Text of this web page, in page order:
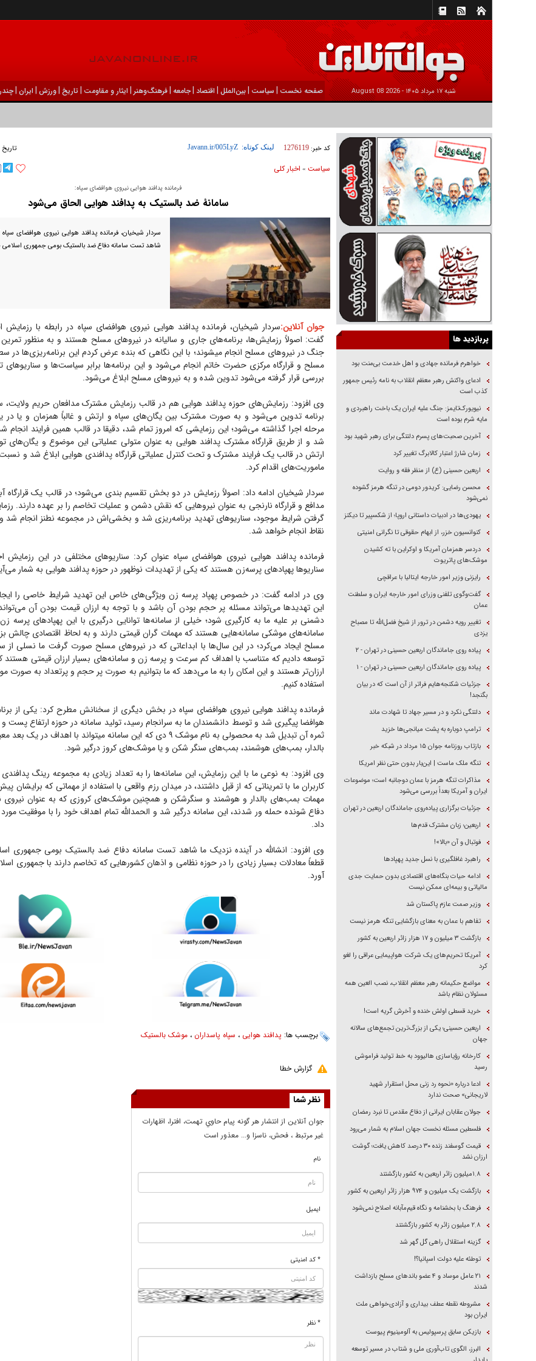
شنبه ۱۷ مرداد ۱۴۰۵ - 2026 August 08 صفحه نخست | سیاست |بين‌الملل | اقتصاد |جامعه |فرهنگ‌و‌هنر | ایثار و مقاومت |تاریخ |ورزش | ايران |
کد خبر: 1276119 لینک کوتاه: تاریخ
سیاست» اخبار کلی
فرمانده پدافند هوایی نیروی هوافضای سپاه:
سامانۀ ضد بالستیک به پدافند هوایی الحاق می‌شود
سردار شیخیان، فرمانده پدافند هوایی نیروی هوافضای
شاهد تست سامانه دفاع ضد بالستیک بومی جمهوری اسلامی
جوان آنلاین:
گفت: اصولاً رزمایش‌ها، برنامه‌های جاری و سالیانه در نیرو‌های مسلح هستند و به منظور تمرین
جنگ در نیرو‌های مسلح انجام میشوند؛ با این نگاهی که بنده عرض کردم این برنامه‌ریزی‌ها در
مسلح و قرارگاه مرکزی حضرت خاتم انجام می‌شود و این برنامه‌ها برابر سیاست‌ها و سناریو‌های
بررسی قرار گرفته می‌شود تدوین شده و به نیرو‌های مسلح ابلاغ می‌شود.
وی افزود: رزمایش‌های حوزه پدافند هوایی هم در قالب رزمایش مشترک مدافعان حریم ولایت،
برنامه تدوین می‌شود و به صورت مشترک بین یگان‌های سپاه و ارتش و غالباً همزمان و یا در
مرحله اجرا گذاشته می‌شود؛ این رزمایشی که امروز تمام شد، دقیقا در قالب همین فرایند
شد و از طریق قرارگاه مشترک پدافند هوایی به عنوان متولی عملیاتی این موضوع و یگان‌های
ارتش در قالب یک فرایند مشترک و تحت کنترل عملیاتی قرارگاه پدافندی هوایی ابلاغ شد و نسبت
ماموریت‌های اقدام کرد.
سردار شیخیان ادامه داد: اصولاً رزمایش در دو بخش تقسیم بندی می‌شود؛ در قالب یک قرارگاه
مدافع و قرارگاه نارنجی به عنوان نیرو‌هایی که نقش دشمن و عملیات تخاصم را بر عهده دارند.
گرفتن شرایط موجود، سناریو‌های تهدید برنامه‌ریزی شد و بخشی‌اش در مجموعه نطنز انجام شد و
نقاط انجام خواهد شد.
فرمانده پدافند هوایی نیروی هوافضای سپاه عنوان کرد: سناریو‌های مختلفی در این رزمایش
سناریو‌ها پهپاد‌های پرسه‌زن هستند که یکی از تهدیدات نوظهور در حوزه پدافند هوایی به شمار
وی در ادامه گفت: در خصوص پهپاد پرسه زن ویژگی‌های خاص این تهدید شرایط خاصی را
این تهدید‌ها می‌تواند مسئله پر حجم بودن آن باشد و با توجه به ارزان قیمت بودن آن
دشمنی بر علیه ما به کارگیری شود؛ خیلی از سامانه‌ها توانایی درگیری با این پهپاد‌های پرسه زن
سامانه‌های موشکی سامانه‌هایی هستند که مهمات گران قیمتی دارند و به لحاظ اقتصادی چالش
مسلح ایجاد می‌کرد؛ در این سال‌ها با ابداعاتی که در نیرو‌های مسلح صورت گرفت ما نسلی از
توسعه دادیم که متناسب با اهداف کم سرعت و پرسه زن و سامانه‌های بسیار ارزان قیمتی هستند
ارزان‌تر هستند و این امکان را به ما می‌دهد که ما بتوانیم به صورت پر حجم و پرتعداد به صورت
استفاده کنیم.
فرمانده پدافند هوایی نیروی هوافضای سپاه در بخش دیگری از سخنانش مطرح کرد: یکی از
هوافضا پیگیری شد و توسط دانشمندان ما به سرانجام رسید، تولید سامانه در حوزه ارتفاع پست و
ثمره آن تبدیل شد به محصولی به نام موشک ۹ دی که این سامانه میتواند با
بالدار، بمب‌های هوشمند، بمب‌های سنگر شکن و یا موشک‌های کروز درگیر شود.
وی افزود: به نوعی ما با این رزمایش، این سامانه‌ها را به تعداد زیادی به مجموعه رینگ
کاربران ما با تمریناتی که از قبل داشتند، در میدان رزم واقعی با استفاده از مهماتی که
مهمات بمب‌های بالدار و هوشمند و سنگرشکن و همچنین موشک‌های کروزی که به عنوان نیروی
دفاع شونده حمله ور شدند، این سامانه درگیر شد و الحمدالله تمام اهداف خود را با موفقیت مورد
داد.
وی افزود: انشالله در آینده نزدیک ما شاهد تست سامانه دفاع ضد بالستیک بومی جمهوری
قطعاً معادلات بسیار زیادی را در حوزه نظامی و اذهان کشور‌هایی که تخاصم دارند با جمهوری
آورد.
برچسب ها: پدافند هوایی ، سپاه پاسداران ، موشک بالستیک
گزارش خطا
نظر شما
جوان آنلاين از انتشار هر گونه پيام حاوي تهمت، افترا، اظهارات
غير مرتبط ، فحش، ناسزا و... معذور است
نام
ایمیل
* کد امنیتی
* نظر
پربازدید ها
خواهرم فرمانده جهادی و اهل خدمت بی‌منت بود
ادعای واکنش رهبر معظم انقلاب به نامه رئیس جمهور
کذب است
نیویورک‌تایمز: جنگ علیه ایران یک باخت راهبردی و
مایه شرم بوده است
آخرین صحبت‌های پسرم دلتنگی برای رهبر شهید بود
زمان شارژ اعتبار کالابرگ تغییر کرد
اربعین حسینی (ع) از منظر فقه و روایت
محسن رضایی: کریدور دومی در تنگه هرمز گشوده
نمی‌شود
یهودی‌ها در ادبیات داستانی اروپا؛ از شکسپیر تا دیکنز
کنوانسیون خزر، از ابهام حقوقی تا نگرانی امنیتی
دردسر همزمان آمریکا و اوکراین با ته کشیدن
موشک‌های پاتریوت
رایزنی وزیر امور خارجه ایتالیا با عراقچی
گفت‌وگوی تلفنی وزرای امور خارجه ایران و سلطنت
عمان
تغییر رویه دشمن در ترور از شیخ فضل‌الله تا مصباح
یزدی
پیاده روی جاماندگان اربعین حسینی در تهران - ۲
پیاده روی جاماندگان اربعین حسینی در تهران - ۱
جزئیات شکنجه‌هایم فراتر از آن است که در بیان
بگنجد!
دلتنگی نکرد و در مسیر جهاد تا شهادت ماند
ترامپ دوباره به پشت میانجی‌ها خزید
بازتاب روزنامه جوان ۱۵ مرداد در شبکه خبر
تنگه ملک ماست | این‌بار بدون حتی نظر امریکا
مذاکرات تنگه هرمز با عمان دوجانبه است؛ موضوعات
ایران و آمریکا بعداً بررسی می‌شود
جزئیات برگزاری پیاده‌روی جاماندگان اربعین در تهران
اربعین؛ زبان مشترک قدم‌ها
فوتبال و آن «بالا»!
راهبرد غافلگیری با نسل جدید پهپاد‌ها
ادامه حیات بنگاه‌های اقتصادی بدون حمایت جدی
مالیاتی و بیمه‌ای ممکن نیست
وزیر صمت عازم پاکستان شد
تفاهم با عمان به معنای بازگشایی تنگه هرمز نیست
بازگشت ۳ میلیون و ۱۷ هزار زائر اربعین به کشور
آمریکا تحریم‌های یک شرکت هواپیمایی عراقی را لغو
کرد
مواضع حکیمانه رهبر معظم انقلاب، نصب العین همه
مسئولان نظام باشد
خرید قسطی اولش خنده و آخرش گریه است!
اربعین حسینی؛ یکی از بزرگ‌ترین تجمع‌های سالانه
جهان
کارخانه رؤیاسازی هالیوود به خط تولید فراموشی
رسید
ادعا درباره «نحوه رد زنی محل استقرار شهید
لاریجانی» صحت ندارد
جولان عقابان ایرانی از دفاع مقدس تا نبرد رمضان
فلسطین مسئله نخست جهان اسلام به شمار می‌رود
قیمت گوسفند زنده ۳۰ درصد کاهش یافت؛ گوشت
ارزان نشد
۱.۸میلیون زائر اربعین به کشور بازگشتند
بازگشت یک میلیون و ۹۷۴ هزار زائر اربعین به کشور
فرهنگ با بخشنامه و نگاه قیم‌مآبانه اصلاح نمی‌شود
۲.۸ میلیون زائر به کشور بازگشتند
گزینه استقلال راهی گل گهر شد
توطئه علیه دولت اسپانیا؟!
۲۱ عامل موساد و ۴ عضو باند‌های مسلح بازداشت
شدند
مشروطه نقطه عطف بیداری و آزادی‌خواهی ملت
ایران بود
بازیکن سابق پرسپولیس به آلومینیوم پیوست
البرز، الگوی تاب‌آوری ملی و شتاب در مسیر توسعه